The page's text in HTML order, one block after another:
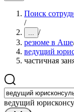
Поиск
/
... /
резюме в Аше
ведущий
частичная
ведущий